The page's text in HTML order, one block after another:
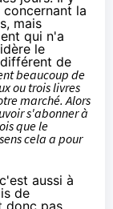
concernant la
mais
qui n'a
le
de
beaucoup de
ou trois livres
marché. Alors
s'abonner à
que le
cela a pour
aussi à
de